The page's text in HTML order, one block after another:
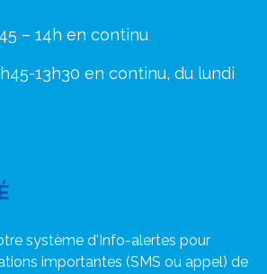
– 14h en continu
13h30 en continu, du lundi
système d'Info-alertes pour
importantes (SMS ou appel) de